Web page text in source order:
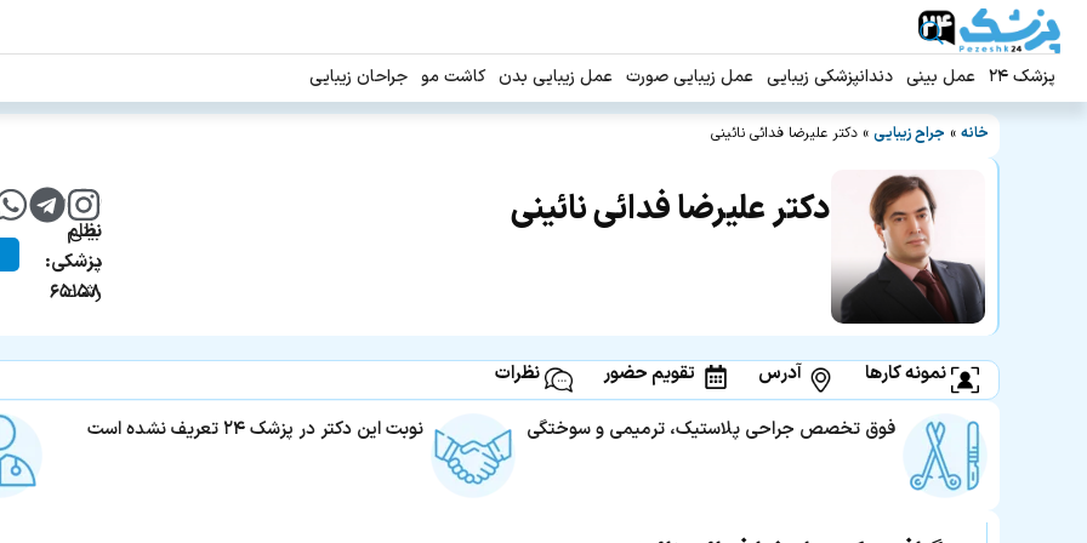
پزشک ۲۴ عمل بینی دندانپزشکی زیبایی عمل زیبایی صورت عمل زیبایی بدن کاشت مو جراحان زیبایی
خانه » جراح زیبایی » دکتر علیرضا فدائی نائینی
دکتر علیرضا فدائی نائینی
جراح
بینی
در
رشت
شماره
نظام
پزشکی:
۶۵۱۵۸
نمونه کارها آدرس تقویم حضور
نظرات
فوق تخصص جراحی پلاستیک، ترمیمی و سوختگی
نوبت این دکتر در پزشک ۲۴ تعریف نشده است